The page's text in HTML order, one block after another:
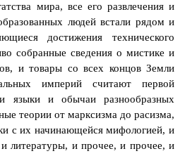
мира, все его развлечения и
людей встали рядом и
достижения технического
собранные сведения о мистике и
и товары со всех концов Земли
империй считают первой
и языки и обычаи разнообразных
теории от марксизма до расизма,
с их начинающейся мифологией, и
литературы, и прочее, и прочее, и